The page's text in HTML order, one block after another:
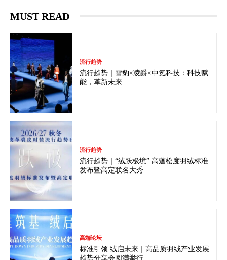
MUST READ
流行趋势
流行趋势｜雪豹×凌爵×中氪科技：科技赋
能，革新未来
流行趋势
流行趋势｜“绒跃极境” 高蓬松度羽绒标准
发布暨高定联名大秀
高端论坛
标准引领 绒启未来｜高品质羽绒产业发展
趋势分享会圆满举行